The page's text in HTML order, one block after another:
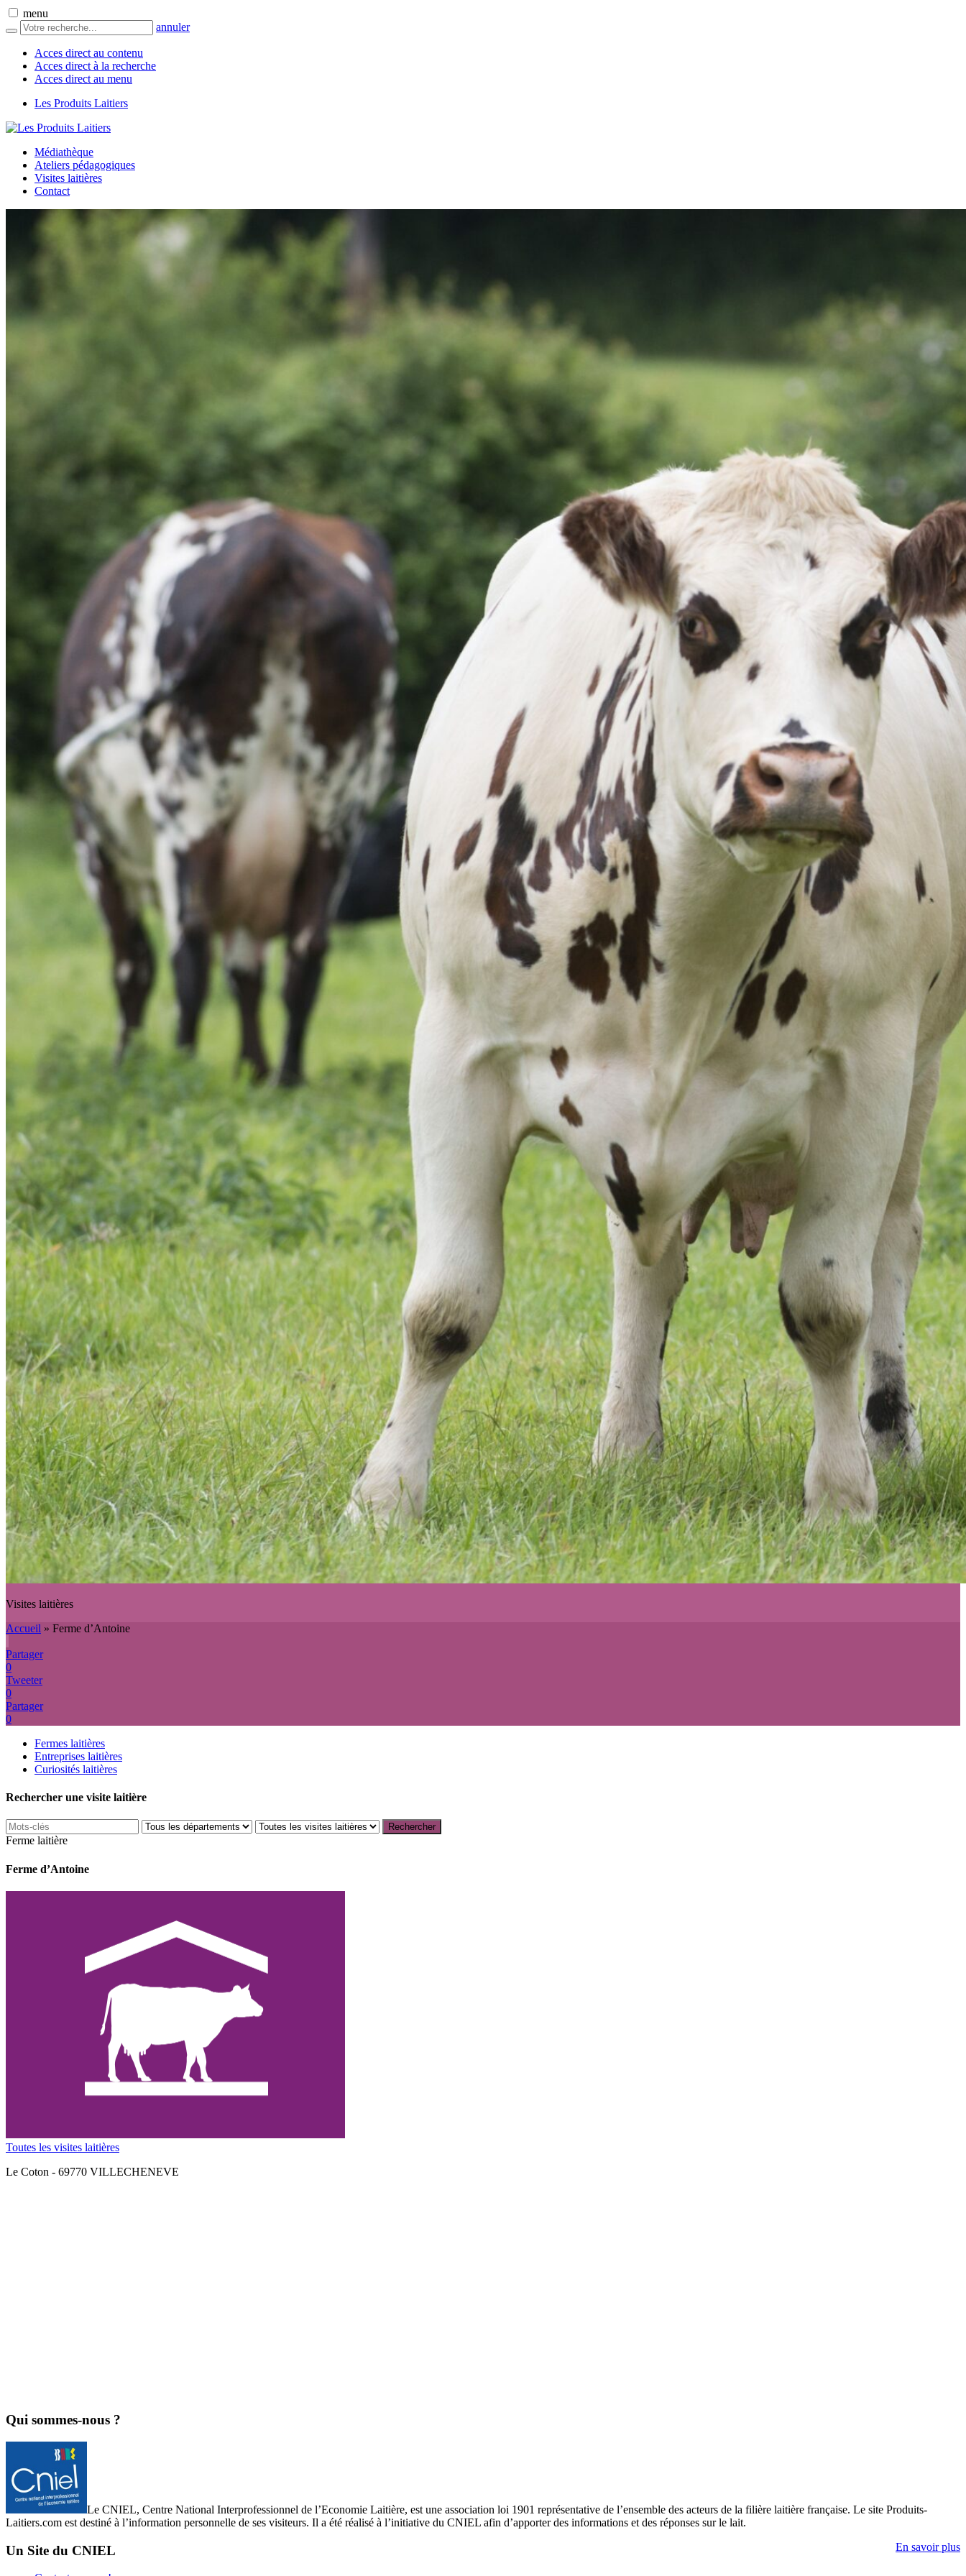
menu
annuler
Acces direct au contenu
Acces direct à la recherche
Acces direct au menu
Les Produits Laitiers
Médiathèque
Ateliers pédagogiques
Visites laitières
Contact
Visites laitières
Accueil » Ferme d’Antoine
Partager
0
Tweeter
0
Partager
0
Fermes laitières
Entreprises laitières
Curiosités laitières
Rechercher une visite laitière
Ferme laitière
Ferme d’Antoine
Toutes les visites laitières
Le Coton - 69770 VILLECHENEVE
Qui sommes-nous ?
Le CNIEL, Centre National Interprofessionnel de l’Economie Laitière, est une association loi 1901 représentative de l’ensemble des acteurs de la filière laitière française. Le site Produits-
Laitiers.com est destiné à l’information personnelle de ses visiteurs. Il a été réalisé à l’initiative du CNIEL afin d’apporter des informations et des réponses sur le lait.
En savoir plus
Un Site du CNIEL